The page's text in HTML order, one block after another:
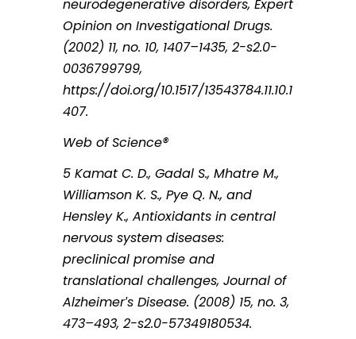
neurodegenerative disorders, Expert
Opinion on Investigational Drugs.
(2002) 11, no. 10, 1407–1435, 2-s2.0-
0036799799,
https://doi.org/10.1517/13543784.11.10.1
407.
Web of Science®
5 Kamat C. D., Gadal S., Mhatre M.,
Williamson K. S., Pye Q. N., and
Hensley K., Antioxidants in central
nervous system diseases:
preclinical promise and
translational challenges, Journal of
Alzheimer′s Disease. (2008) 15, no. 3,
473–493, 2-s2.0-57349180534.